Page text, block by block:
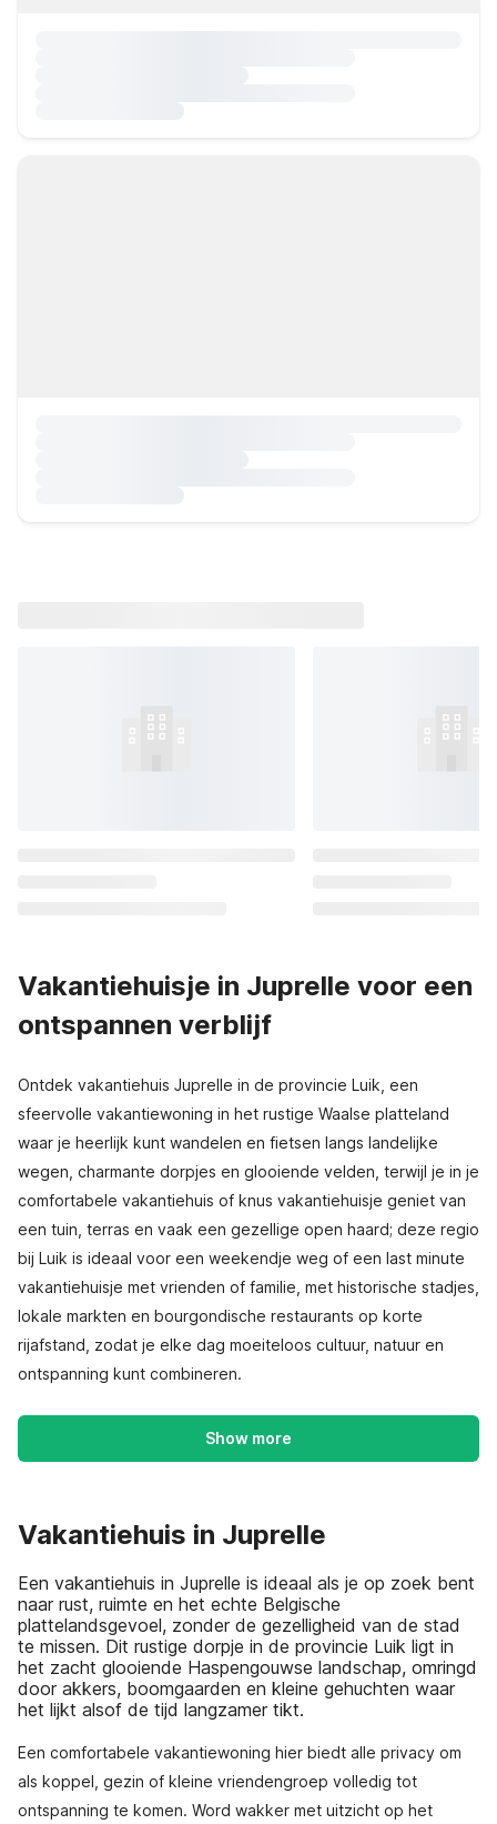
Vakantiehuisje in Juprelle voor een
ontspannen verblijf
Ontdek vakantiehuis Juprelle in de provincie Luik, een
sfeervolle vakantiewoning in het rustige Waalse platteland
waar je heerlijk kunt wandelen en fietsen langs landelijke
wegen, charmante dorpjes en glooiende velden, terwijl je in je
comfortabele vakantiehuis of knus vakantiehuisje geniet van
een tuin, terras en vaak een gezellige open haard; deze regio
bij Luik is ideaal voor een weekendje weg of een last minute
vakantiehuisje met vrienden of familie, met historische stadjes,
lokale markten en bourgondische restaurants op korte
rijafstand, zodat je elke dag moeiteloos cultuur, natuur en
ontspanning kunt combineren.
Show more
Vakantiehuis in Juprelle
Een vakantiehuis in Juprelle is ideaal als je op zoek bent
naar rust, ruimte en het echte Belgische
plattelandsgevoel, zonder de gezelligheid van de stad
te missen. Dit rustige dorpje in de provincie Luik ligt in
het zacht glooiende Haspengouwse landschap, omringd
door akkers, boomgaarden en kleine gehuchten waar
het lijkt alsof de tijd langzamer tikt.
Een comfortabele vakantiewoning hier biedt alle privacy om
als koppel, gezin of kleine vriendengroep volledig tot
ontspanning te komen. Word wakker met uitzicht op het